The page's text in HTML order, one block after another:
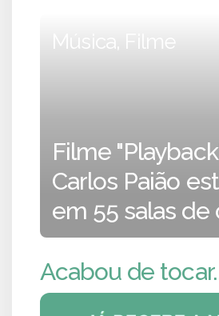
Música, Filme
Filme
Carlos Paião
em 55 salas de
Acabou de